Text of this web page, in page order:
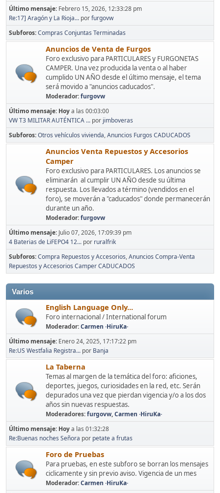
Último mensaje: Febrero 15, 2026, 12:33:28 pm
Re:17] Aragón y La Rioja... porfurgovw
Subforos Compras Conjuntas Terminadas
Anuncios de Venta de Furgos
Foro exclusivo para PARTICULARES y FURGONETAS
CAMPER. Una vez producida la venta o al haber
cumplido UN AÑO desde el último mensaje, el tema
será movido a "anuncios caducados".
Moderador:furgovw
Último mensaje: Hoya las 00:03:00
VW T3 MILITAR AUTÉNTICA ... por jimboveras
Subforos Otros vehículos vivienda Anuncios Furgos CADUCADOS
Anuncios Venta Repuestos y Accesorios
Camper
Foro exclusivo para PARTICULARES. Los anuncios se
eliminarán al cumplir UN AÑO desde su última
respuesta. Los llevados a término (vendidos en el
foro), se moverán a "caducados" donde permanecerán
durante un año.
Moderador:furgovw
Último mensaje: Julio 07, 2026, 17:09:39 pm
4 Baterias de LiFEPO4 12... por ruralfrik
Subforos Compra Repuestos y Accesorios Anuncios Compra-Venta
Repuestos y Accesorios Camper CADUCADOS
Varios
English Language Only...
Foro internacional / International forum
Moderador:Carmen ·HiruKa·
Último mensaje: Enero 24, 2025, 17:17:22 pm
Re:US Westfalia Registra... por Banja
La Taberna
Temas al margen de la temática del foro: aficiones,
deportes, juegos, curiosidades en la red, etc. Serán
depurados una vez que pierdan vigencia y/o a los dos
años sin nuevas respuestas.
Moderadores:furgovw,Carmen ·HiruKa·
Último mensaje: Hoya las 01:32:28
Re:Buenas noches Señora por petate a frutas
Foro de Pruebas
Para pruebas, en este subforo se borran los mensajes
ciclicamente y sin previo aviso. Vigencia de un mes
Moderador:Carmen ·HiruKa·